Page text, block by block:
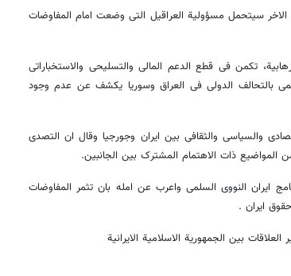
سیتحمل مسؤولیة العراقیل التی وضعت امام المفاوضات
تکمن فی قطع الدعم المالی والتسلیحی والاستخباراتی
بالتحالف الدولی فی العراق وسوریا یکشف عن عدم وجود
والسیاسی والثقافی بین ایران وجورجیا وقال ان التصدی
المواضیع ذات الاهتمام المشترک بین الجانبین.
ایران النووی السلمی واعرب عن امله بان تثمر المفاوضات
ایران .
بین الجمهوریة الاسلامیة الایرانیة